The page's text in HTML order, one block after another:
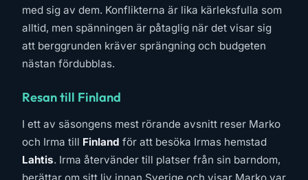
med sig av dem. Konflikterna är lika kärleksfulla som
alltid, men spänningen är påtaglig när det visar sig
att berggrunden kräver sprängning och budgeten
nästan fördubblas.
Resan till Finland
I ett av säsongens mest rörande avsnitt reser Marko
och Irma till Finland för att besöka Irmas hemstad
Lahtis. Irma återvänder till platser från sin barndom,